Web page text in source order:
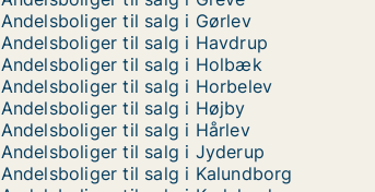
Andelsboliger til salg i Gørlev
Andelsboliger til salg i Havdrup
Andelsboliger til salg i Holbæk
Andelsboliger til salg i Horbelev
Andelsboliger til salg i Højby
Andelsboliger til salg i Hårlev
Andelsboliger til salg i Jyderup
Andelsboliger til salg i Kalundborg